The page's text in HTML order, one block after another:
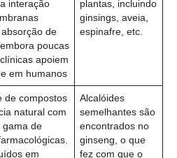
interação
de
poucas
apoiem
em humanos
plantas, incluindo
ginsings, aveia,
espinafre, etc.
de compostos
natural com
gama de
em
Alcalóides
semelhantes são
encontrados no
ginseng, o que
fez com que o